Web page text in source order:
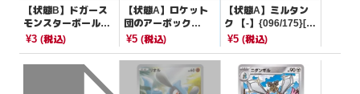
【状態B】ドガース
モンスターボールミ
ラー【C】{109/165}
¥3 (税込)
【状態A】ロケット
団のアーボック
【U】{057/098}[SV
¥5(税込)
【状態A】ミルタン
ク 【-】{096/175}[S
VM]
¥5 (税込)